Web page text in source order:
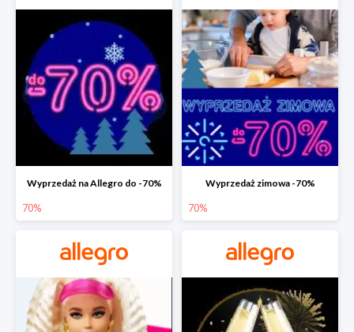
Wyprzedaż na Allegro do -70%
70%
Wyprzedaż zimowa -70%
70%